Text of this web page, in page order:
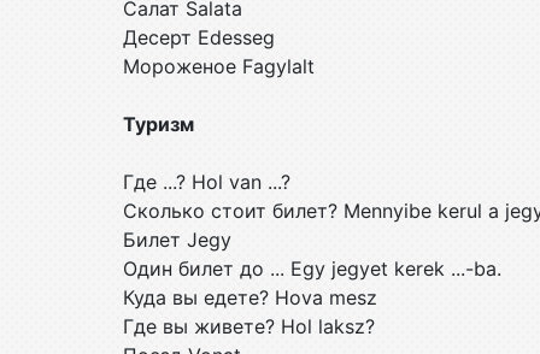
Салат Salata
Десерт Edesseg
Мороженое Fagylalt
Туризм
Где ...? Hol van ...?
Сколько стоит билет? Mennyibe kerul a
Билет Jegy
Один билет до ... Egy jegyet kerek ...-ba.
Куда вы едете? Hova mesz
Где вы живете? Hol laksz?